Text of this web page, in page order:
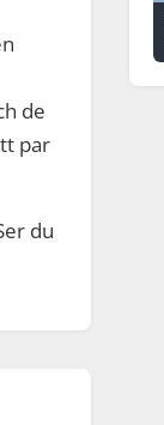
de
par
du